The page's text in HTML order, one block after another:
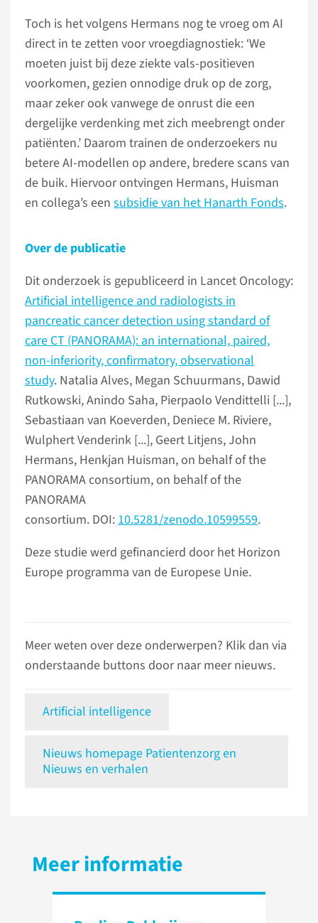
Toch is het volgens Hermans nog te vroeg om AI
direct in te zetten voor vroegdiagnostiek: ‘We
moeten juist bij deze ziekte vals-positieven
voorkomen, gezien onnodige druk op de zorg,
maar zeker ook vanwege de onrust die een
dergelijke verdenking met zich meebrengt onder
patiënten.’ Daarom trainen de onderzoekers nu
betere AI-modellen op andere, bredere scans van
de buik. Hiervoor ontvingen Hermans, Huisman
en collega’s een subsidie van het Hanarth Fonds.
Over de publicatie
Dit onderzoek is gepubliceerd in Lancet Oncology:
Artificial intelligence and radiologists in
pancreatic cancer detection using standard of
care CT (PANORAMA): an international, paired,
non-inferiority, confirmatory, observational
study. Natalia Alves, Megan Schuurmans, Dawid
Rutkowski, Anindo Saha, Pierpaolo Vendittelli [...],
Sebastiaan van Koeverden, Deniece M. Riviere,
Wulphert Venderink [...], Geert Litjens, John
Hermans, Henkjan Huisman, on behalf of the
PANORAMA consortium, on behalf of the
PANORAMA
consortium. DOI:10.5281/zenodo.10599559.
Deze studie werd gefinancierd door het Horizon
Europe programma van de Europese Unie.
Meer weten over deze onderwerpen? Klik dan via
onderstaande buttons door naar meer nieuws.
Artificial intelligence
Nieuws homepage Patientenzorg en
Nieuws en verhalen
Meer informatie